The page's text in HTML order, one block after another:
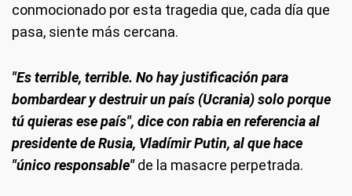
conmocionado por esta tragedia que, cada día que
pasa, siente más cercana.
"Es terrible, terrible. No hay justificación para
bombardear y destruir un país (Ucrania) solo porque
tú quieras ese país", dice con rabia en referencia al
presidente de Rusia, Vladímir Putin, al que hace
"único responsable"de la masacre perpetrada.